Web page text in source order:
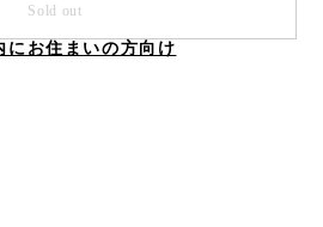
Sold out
にお住まいの方向け